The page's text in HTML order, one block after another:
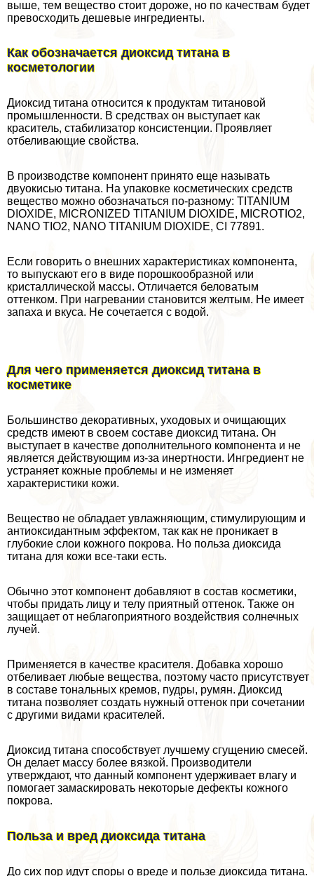
выше, тем вещество стоит дороже, но по качествам будет
превосходить дешевые ингредиенты.
Как обозначается диоксид титана в
косметологии
Диоксид титана относится к продуктам титановой
промышленности. В средствах он выступает как
краситель, стабилизатор консистенции. Проявляет
отбеливающие свойства.
В производстве компонент принято еще называть
двуокисью титана. На упаковке косметических средств
вещество можно обозначаться по-разному: TITANIUM
DIOXIDE, MICRONIZED TITANIUM DIOXIDE, MICROTIO2,
NANO TIO2, NANO TITANIUM DIOXIDE, CI 77891.
Если говорить о внешних хаpaктеристиках компонента,
то выпускают его в виде порошкообразной или
кристаллической массы. Отличается беловатым
оттенком. При нагревании становится желтым. Не имеет
запаха и вкуса. Не сочетается с водой.
Для чего применяется диоксид титана в
косметике
Большинство декоративных, уходовых и очищающих
средств имеют в своем составе диоксид титана. Он
выступает в качестве дополнительного компонента и не
является действующим из-за инертности. Ингредиент не
устраняет кожные проблемы и не изменяет
хаpaктеристики кожи.
Вещество не обладает увлажняющим, стимулирующим и
антиоксидантным эффектом, так как не проникает в
глубокие слои кожного покрова. Но польза диоксида
титана для кожи все-таки есть.
Обычно этот компонент добавляют в состав косметики,
чтобы придать лицу и телу приятный оттенок. Также он
защищает от нeблагоприятного воздействия солнечных
лучей.
Применяется в качестве красителя. Добавка хорошо
отбеливает любые вещества, поэтому часто присутствует
в составе тональных кремов, пудры, румян. Диоксид
титана позволяет создать нужный оттенок при сочетании
с другими видами красителей.
Диоксид титана способствует лучшему сгущению смесей.
Он делает массу более вязкой. Производители
утверждают, что данный компонент удерживает влагу и
помогает замаскировать некоторые дефекты кожного
покрова.
Польза и вред диоксида титана
До сих пор идут споры о вреде и пользе диоксида титана.